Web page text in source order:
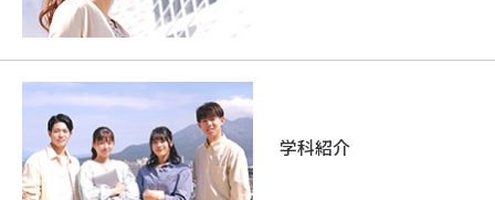
学科紹介